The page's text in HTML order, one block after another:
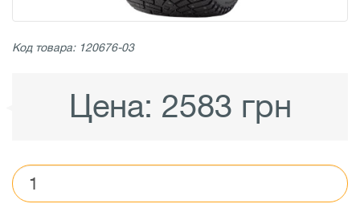
Код товара: 120676-03
Цена: 2583 грн